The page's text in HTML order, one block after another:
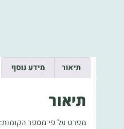
תיאור מידע נוסף
תיאור
מפרט על פי מספר הקומות: